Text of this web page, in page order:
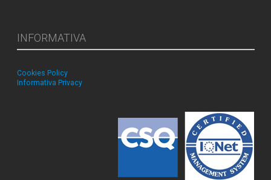
INFORMATIVA
Cookies Policy
Informativa Privacy